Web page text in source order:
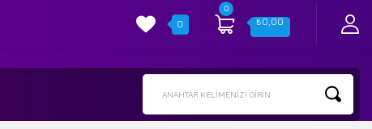
ANAHTAR KELIMENIZI GIRIN
0
0
₺0,00